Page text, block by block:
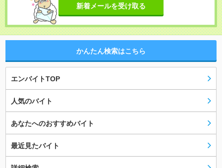
新着メールを受け取る
かんたん検索はこちら
エンバイトTOP
人気のバイト
あなたへのおすすめバイト
最近見たバイト